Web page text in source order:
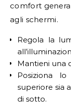
comfort
agli schermi.
Regola la
Mantieni una
Posiziona
superiore sia
di sotto.